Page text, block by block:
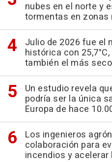
nubes en el norte y
tormentas en
Julio de 2026 fue el
histórica con
también el más seco
Un estudio revela
podría ser la única
Europa de hace
Los ingenieros
colaboración para
incendios y